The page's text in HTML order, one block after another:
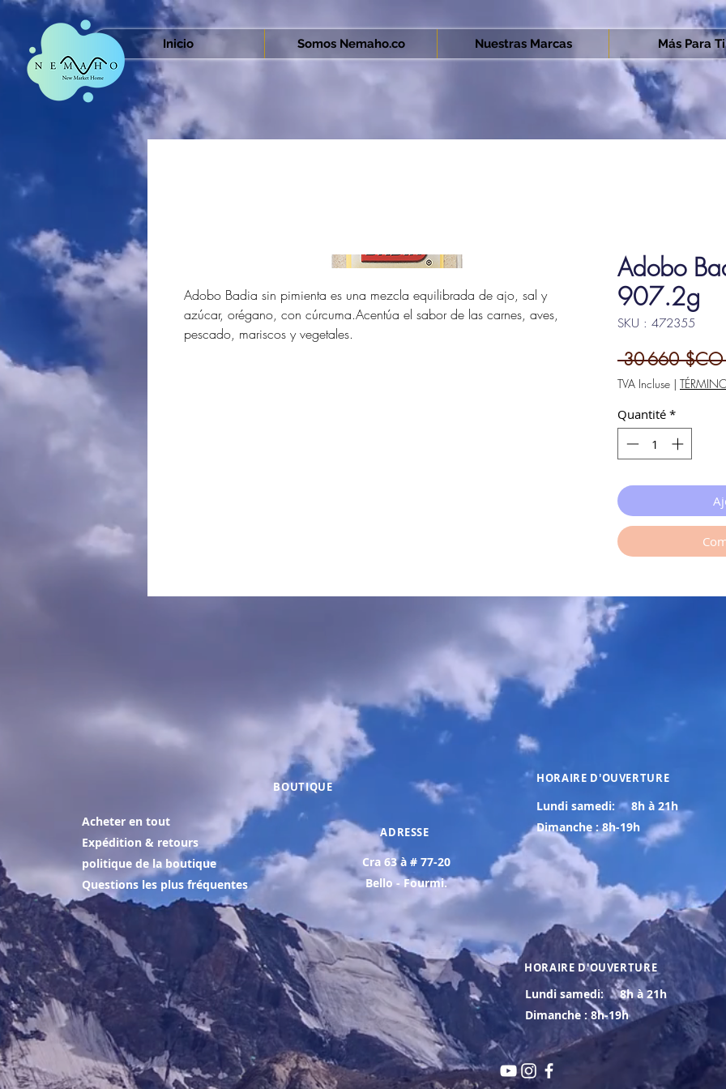
Inicio Somos Nemaho.co Nuestras Marcas Más Para
Adobo Badia sin pimienta es una mezcla equilibrada de ajo, sal y
azúcar, orégano, con cúrcuma.Acentúa el sabor de las carnes, aves,
pescado, mariscos y vegetales.
Adobo
907.2g
SKU : 472355
30 660
TVA Incluse |
Quantité *
BOUTIQUE
Acheter en tout
Expédition & retours
politique de la boutique
Questions les plus fréquentes
ADRESSE
Cra 63 à # 77-20
Bello - Fourmi.
HORAIRE D'OUVERTURE
Lundi samedi:
8h à 21h
Dimanche : 8h-19h
HORAIRE D'OUVERTURE
Lundi samedi:
8h à 21h
Dimanche : 8h-19h